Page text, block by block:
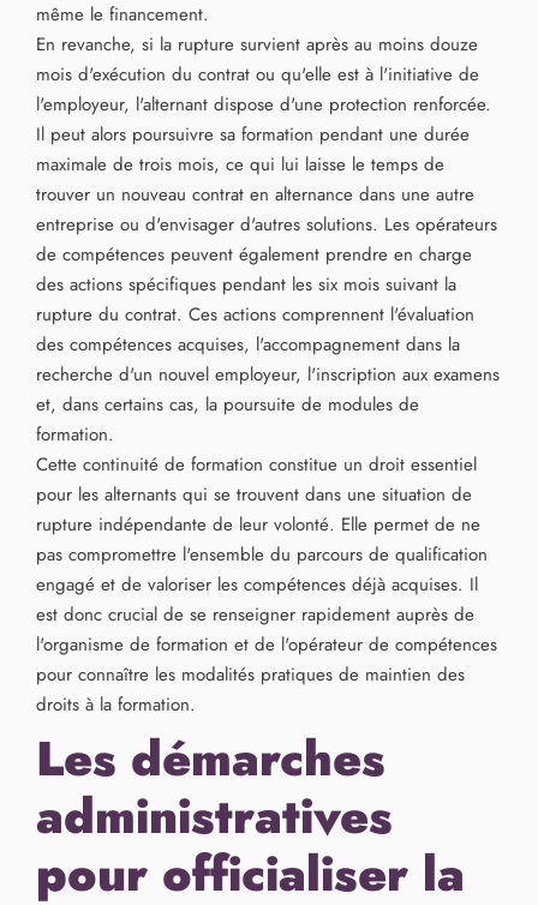
même le financement.
En revanche, si la rupture survient après au moins douze
mois d'exécution du contrat ou qu'elle est à l'initiative de
l'employeur, l'alternant dispose d'une protection renforcée.
Il peut alors poursuivre sa formation pendant une durée
maximale de trois mois, ce qui lui laisse le temps de
trouver un nouveau contrat en alternance dans une autre
entreprise ou d'envisager d'autres solutions. Les opérateurs
de compétences peuvent également prendre en charge
des actions spécifiques pendant les six mois suivant la
rupture du contrat. Ces actions comprennent l'évaluation
des compétences acquises, l'accompagnement dans la
recherche d'un nouvel employeur, l'inscription aux examens
et, dans certains cas, la poursuite de modules de
formation.
Cette continuité de formation constitue un droit essentiel
pour les alternants qui se trouvent dans une situation de
rupture indépendante de leur volonté. Elle permet de ne
pas compromettre l'ensemble du parcours de qualification
engagé et de valoriser les compétences déjà acquises. Il
est donc crucial de se renseigner rapidement auprès de
l'organisme de formation et de l'opérateur de compétences
pour connaître les modalités pratiques de maintien des
droits à la formation.
Les démarches
administratives
pour officialiser la